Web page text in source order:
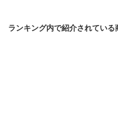
ランキング内で紹介されている